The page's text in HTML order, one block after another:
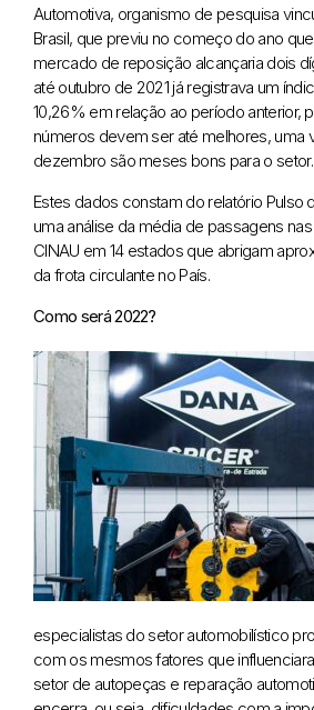
Automotiva, organismo de pesquisa
Brasil, que previu no começo do ano
mercado de reposição alcançaria dois
até outubro de 2021 já registrava um
10,26% em relação ao período anterior,
números devem ser até melhores, uma
dezembro são meses bons para o setor.
Estes dados constam do relatório Pulso
uma análise da média de passagens
CINAU em 14 estados que abrigam
da frota circulante no País.
Como será 2022?
especialistas do setor automobilístico
com os mesmos fatores que
setor de autopeças e reparação